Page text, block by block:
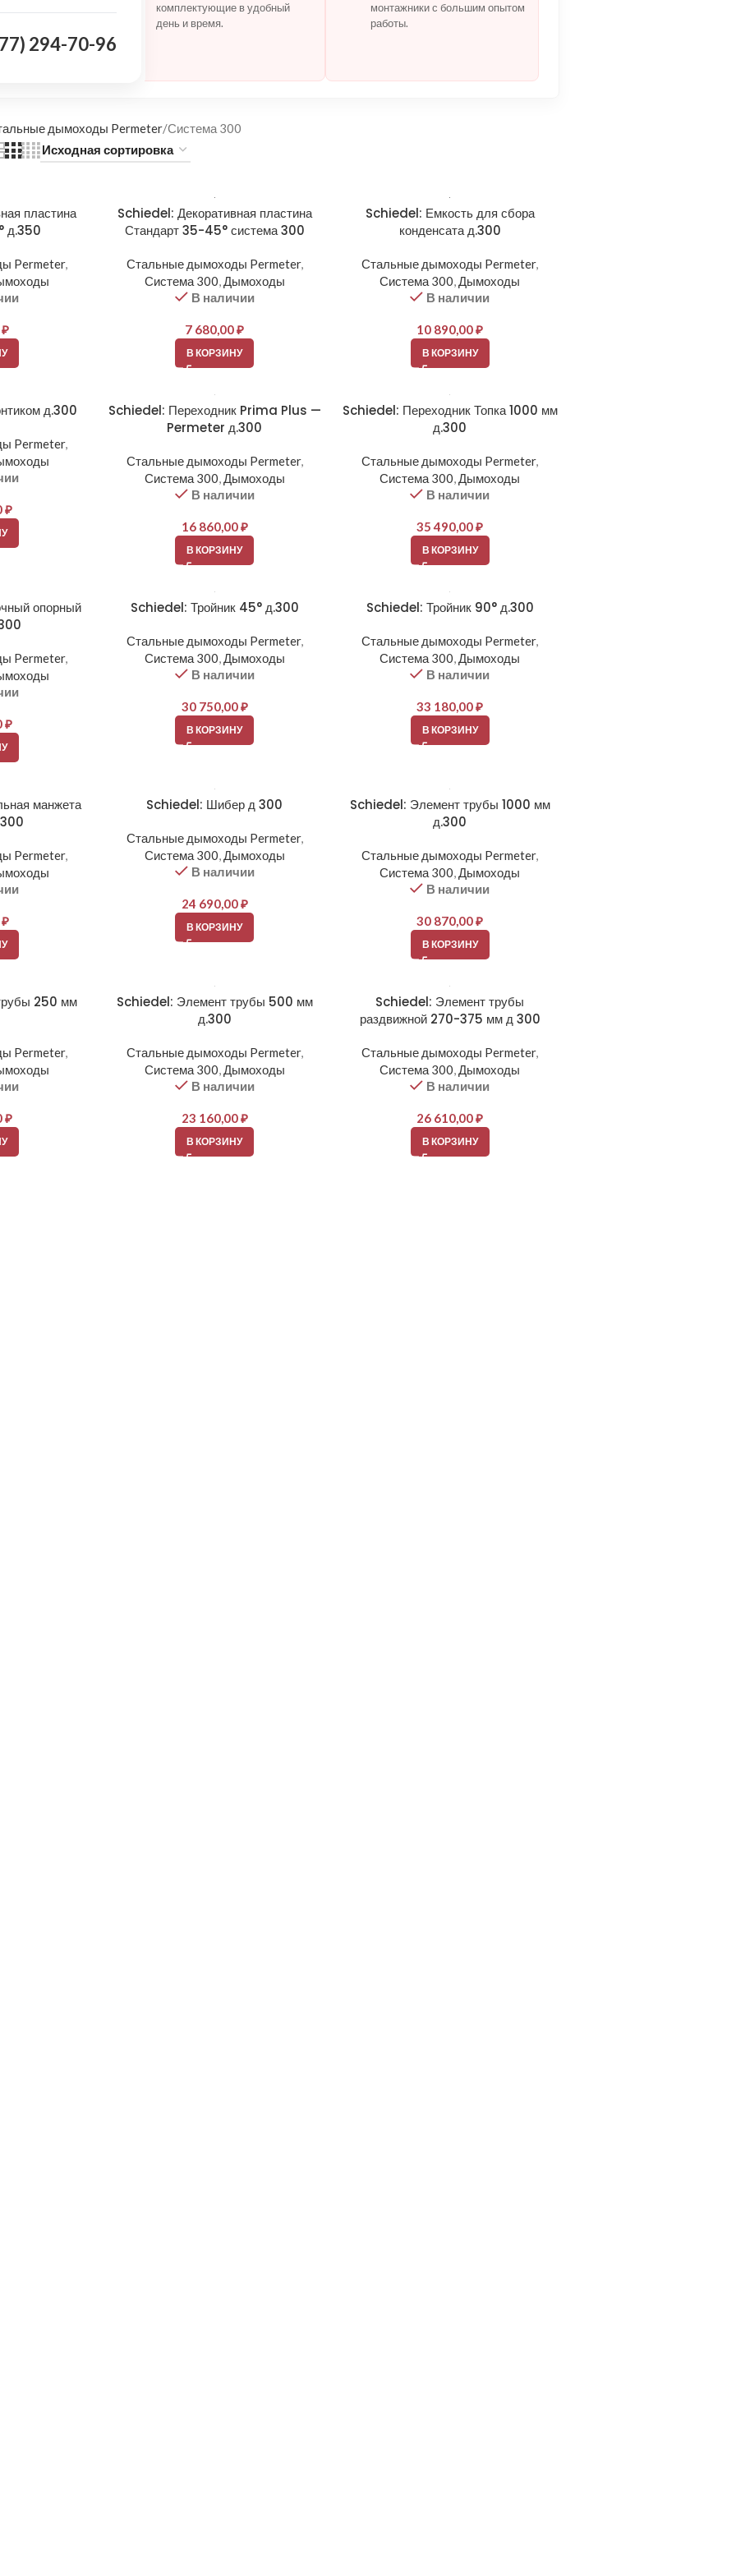
294-70-96
монтажу под ваш
комплектующие в удобный
день и время.
монтажники с большим опытом
работы.
дымоходы Permeter Система 300
пластина
д.350
Permeter,
₽
Schiedel: Декоративная пластина
Стандарт 35-45° система 300
Стальные дымоходы Permeter,
Система 300,Дымоходы
В наличии
7 680,00₽
В КОРЗИНУ
Schiedel: Емкость для сбора
конденсата д.300
Стальные дымоходы Permeter,
Система 300,Дымоходы
В наличии
10 890,00₽
В КОРЗИНУ
д.300
Permeter,
₽
Schiedel: Переходник Prima Plus —
Permeter д.300
Стальные дымоходы Permeter,
Система 300,Дымоходы
В наличии
16 860,00₽
В КОРЗИНУ
Schiedel: Переходник Топка 1000 мм
д.300
Стальные дымоходы Permeter,
Система 300,Дымоходы
В наличии
35 490,00₽
В КОРЗИНУ
опорный
Permeter,
₽
Schiedel: Тройник 45° д.300
Стальные дымоходы Permeter,
Система 300,Дымоходы
В наличии
30 750,00₽
В КОРЗИНУ
Schiedel: Тройник 90° д.300
Стальные дымоходы Permeter,
Система 300,Дымоходы
В наличии
33 180,00₽
В КОРЗИНУ
манжета
Permeter,
₽
Schiedel: Шибер д 300
Стальные дымоходы Permeter,
Система 300,Дымоходы
В наличии
24 690,00₽
В КОРЗИНУ
Schiedel: Элемент трубы 1000 мм
д.300
Стальные дымоходы Permeter,
Система 300,Дымоходы
В наличии
30 870,00₽
В КОРЗИНУ
250 мм
Permeter,
₽
Schiedel: Элемент трубы 500 мм
д.300
Стальные дымоходы Permeter,
Система 300,Дымоходы
В наличии
23 160,00₽
В КОРЗИНУ
Schiedel: Элемент трубы
раздвижной 270-375 мм д 300
Стальные дымоходы Permeter,
Система 300,Дымоходы
В наличии
26 610,00₽
В КОРЗИНУ